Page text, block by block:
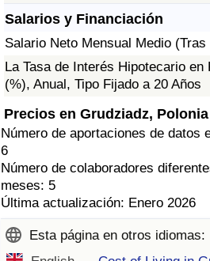
Salarios y Financiación
Salario Neto Mensual Medio
La Tasa de Interés Hipotecario en
(%), Anual, Tipo Fijado a 20 Años
Precios en Grudziadz, Polonia
Número de aportaciones de datos
6
Número de colaboradores
meses: 5
Última actualización: Enero 2026
Esta página en otros idiomas: